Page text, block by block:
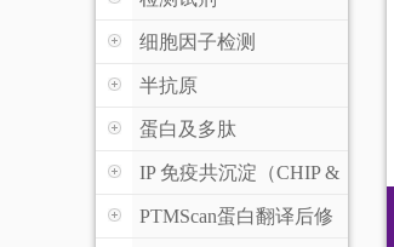
细胞因子检测
半抗原
蛋白及多肽
IP 免疫共沉淀（CHIP &
MeDIP )
PTMScan蛋白翻译后修